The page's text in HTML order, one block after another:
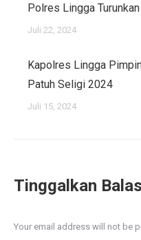
Polres Lingga
Juli 22, 2024
Kapolres Lingga
Patuh Seligi 2024
Juli 15, 2024
Tinggalkan
Your email address will not be